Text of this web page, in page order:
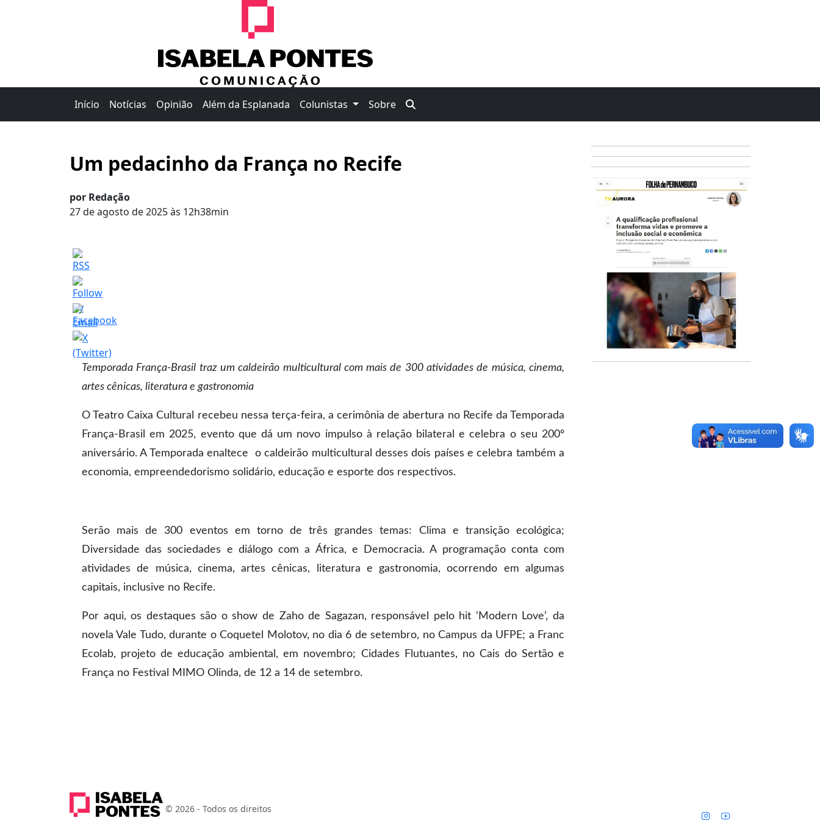
Início Notícias Opinião Além da Esplanada Colunistas Sobre
Um pedacinho da França no Recife
por Redação
27 de agosto de 2025 às 12h38min
Temporada França-Brasil traz um caldeirão multicultural com mais de 300 atividades de música, cinema,
artes cênicas, literatura e gastronomia
O Teatro Caixa Cultural recebeu nessa terça-feira, a cerimônia de abertura no Recife da Temporada
França-Brasil em 2025, evento que dá um novo impulso à relação bilateral e celebra o seu 200º
aniversário. A Temporada enaltece o caldeirão multicultural desses dois países e celebra também a
economia, empreendedorismo solidário, educação e esporte dos respectivos.
Serão mais de 300 eventos em torno de três grandes temas: Clima e transição ecológica;
Diversidade das sociedades e diálogo com a África, e Democracia. A programação conta com
atividades de música, cinema, artes cênicas, literatura e gastronomia, ocorrendo em algumas
capitais, inclusive no Recife.
Por aqui, os destaques são o show de Zaho de Sagazan, responsável pelo hit ‘Modern Love’, da
novela Vale Tudo, durante o Coquetel Molotov, no dia 6 de setembro, no Campus da UFPE; a Franc
Ecolab, projeto de educação ambiental, em novembro; Cidades Flutuantes, no Cais do Sertão e
França no Festival MIMO Olinda, de 12 a 14 de setembro.
© 2026 - Todos os direitos